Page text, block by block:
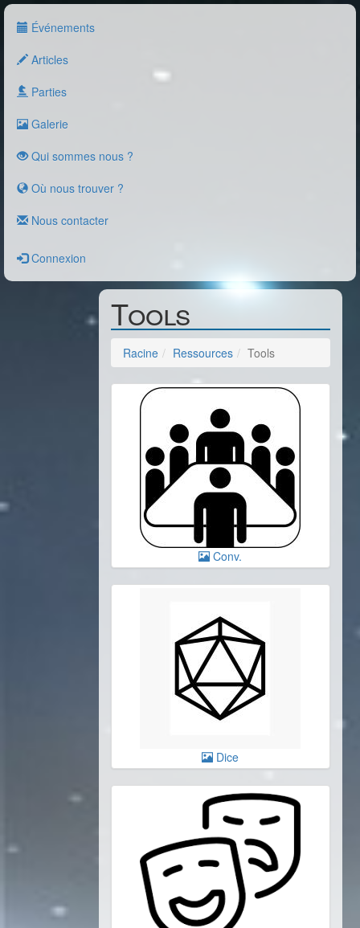
Événements
Articles
Parties
Galerie
Qui sommes nous ?
Où nous trouver ?
Nous contacter
Connexion
Tools
Racine Ressources Tools
Conv.
Dice